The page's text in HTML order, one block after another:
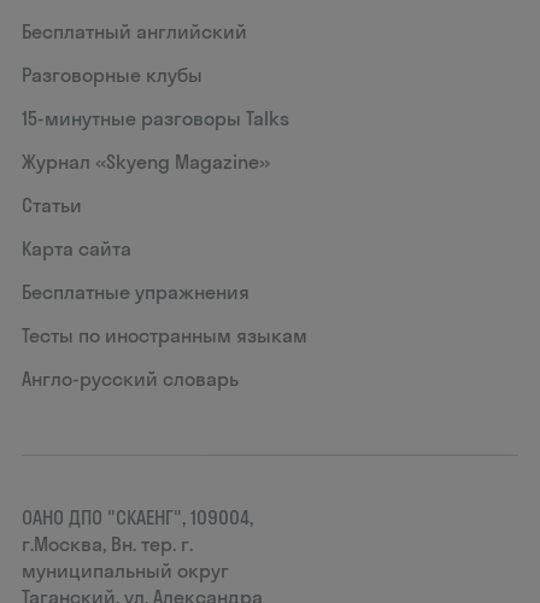
Бесплатный английский
Разговорные клубы
15‑минутные разговоры Talks
Журнал «Skyeng Magazine»
Статьи
Карта сайта
Бесплатные упражнения
Тесты по иностранным языкам
Англо-русский словарь
ОАНО ДПО "СКАЕНГ", 109004,
г.Москва, Вн. тер. г.
муниципальный округ
Таганский, ул. Александра